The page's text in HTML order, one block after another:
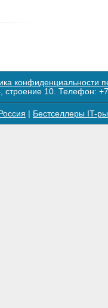
конфиденциальности
строение 10. Телефон:
Бестселлеры IT-